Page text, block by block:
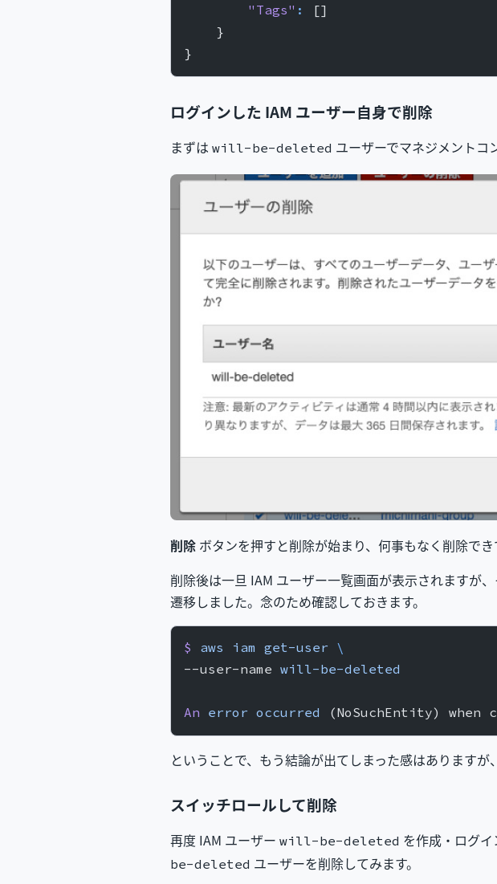
        "Tags"
:
[]
    }
}
ログインした IAM ユーザー自身で削除
まずは will-be-deleted ユーザーでマネジメントコ
削除 ボタンを押すと削除が始まり、何事もなく削除でき
削除後は一旦 IAM ユーザー一覧画面が表示されますが
遷移しました。念のため確認しておきます。
$ aws iam get-user \
--user-name will-be-deleted
An error occurred (NoSuchEntity)
ということで、もう結論が出てしまった感はありますが
スイッチロールして削除
再度 IAM ユーザー will-be-deleted を作成・ログイ
be-deleted ユーザーを削除してみます。